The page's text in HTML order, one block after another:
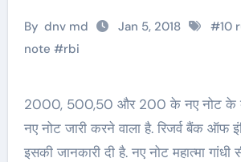
By dnv md Jan 5, 2018 #10
note #rbi
2000, 500,50 और 200 के नए नोट के बाद अब 10 रू के
नए नोट जारी करने वाला है. रिजर्व बैंक ऑफ
इसकी जानकारी दी है. नए नोट महात्मा